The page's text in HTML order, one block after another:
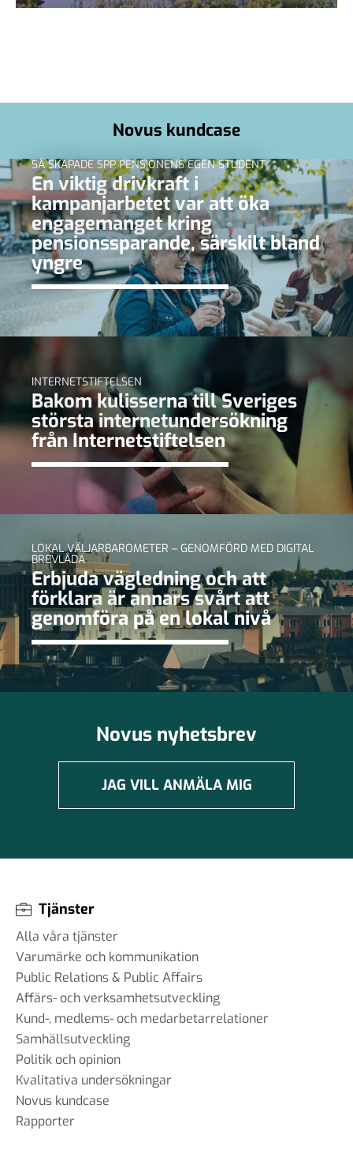
Novus kundcase
SÅ SKAPADE SPP PENSIONENS EGEN STUDENT
En viktig drivkraft i
kampanjarbetet var att öka
engagemanget kring
pensionssparande, särskilt bland
yngre
INTERNETSTIFTELSEN
Bakom kulisserna till Sveriges
största internetundersökning
från Internetstiftelsen
LOKAL VÄLJARBAROMETER – GENOMFÖRD MED DIGITAL
BREVLÅDA
Erbjuda vägledning och att
förklara är annars svårt att
genomföra på en lokal nivå
Novus nyhetsbrev
JAG VILL ANMÄLA MIG
Tjänster
Alla våra tjänster
Varumärke och kommunikation
Public Relations & Public Affairs
Affärs- och verksamhetsutveckling
Kund-, medlems- och medarbetarrelationer
Samhällsutveckling
Politik och opinion
Kvalitativa undersökningar
Novus kundcase
Rapporter